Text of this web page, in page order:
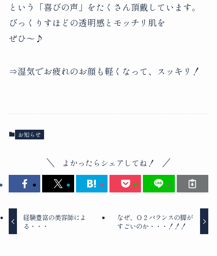
という「喜びの声」をたくさん頂戴しています。
びっくりすほどの透明感とモッチリ肌を
ぜひ～♪
⇒湿気でお疲れのお顔も軽くなって、スッキリ！
お知らせ
よかったらシェアしてね！
経験豊富の美容師によ
る・・・
なぜ、Ｏ２バランスの脚が
すごいのか・・・！！！